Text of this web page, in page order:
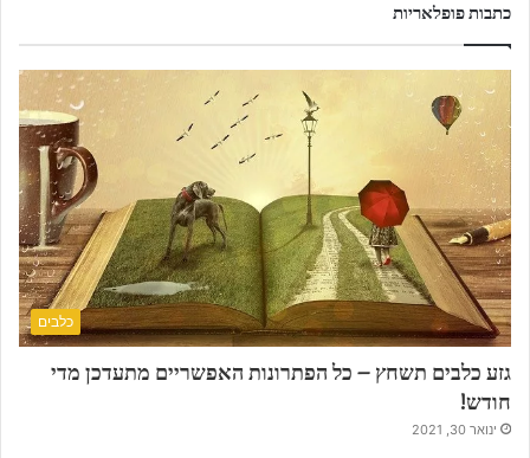
כתבות פופלאריות
כלבים
גזע כלבים תשחץ – כל הפתרונות האפשריים מתעדכן מדי
חודש!
ינואר 30, 2021